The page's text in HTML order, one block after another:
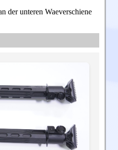
der unteren Waeverschiene